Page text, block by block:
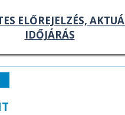
ELŐREJELZÉS,
IDŐJÁRÁS